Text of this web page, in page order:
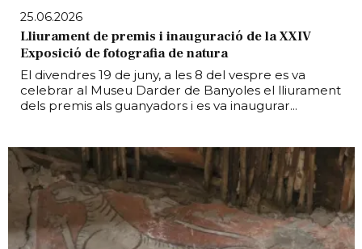
25.06.2026
Lliurament de premis i inauguració de la XXIV
Exposició de fotografia de natura
El divendres 19 de juny, a les 8 del vespre es va
celebrar al Museu Darder de Banyoles el lliurament
dels premis als guanyadors i es va inaugurar...